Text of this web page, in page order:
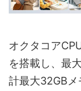
重量
付属品
オクタコア
を搭載し、最
計最大32GB